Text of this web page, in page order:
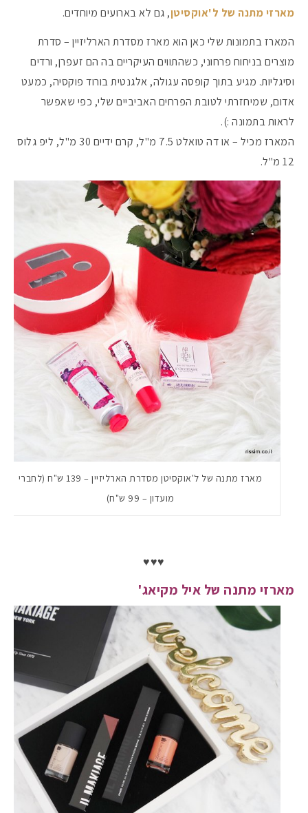
מארזי מתנה של ל'אוקסיטן, גם לא בארועים מיוחדים.
המארז בתמונות שלי כאן הוא מארז מסדרת הארליזיין – סדרת
מוצרים בניחוח פרחוני, כשהתווים העיקריים בה הם זעפרן, ורדים
וסיגליות. מגיע בתוך קופסה עגולה, אלגנטית בורוד פוקסיה, כמעט
אדום, שמיחזרתי לטובת הפרחים האביביים שלי, כפי שאפשר
לראות בתמונה :).
המארז מכיל – או דה טואלט 7.5 מ"ל, קרם ידיים 30 מ"ל, ליפ גלוס
12 מ"ל.
מארז מתנה של ל'אוקסיטן מסדרת הארליזיין – 139 ש"ח (לחברי
מועדון – 99 ש"ח)
♥♥♥
מארזי מתנה של איל מקיאג'